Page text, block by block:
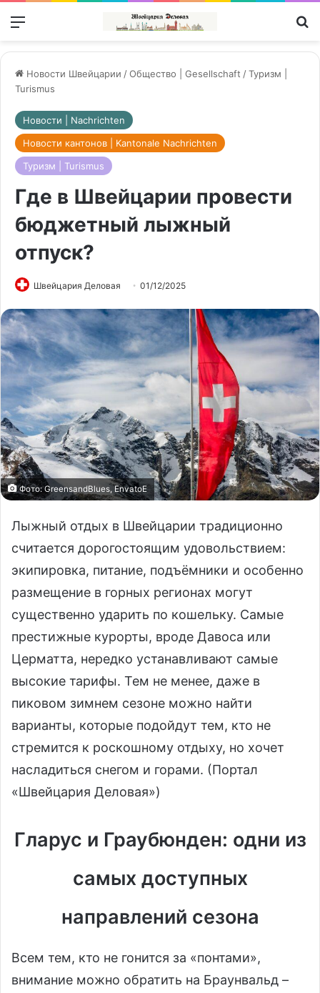
Меню
Новости Швейцарии /Общество | Gesellschaft /Туризм |
Turismus
Новости | Nachrichten
Новости кантонов | Kantonale Nachrichten
Туризм | Turismus
Где в Швейцарии провести
бюджетный лыжный
отпуск?
Швейцария Деловая 01/12/2025
Фото: GreensandBlues, EnvatoE
Лыжный отдых в Швейцарии традиционно
считается дорогостоящим удовольствием:
экипировка, питание, подъёмники и особенно
размещение в горных регионах могут
существенно ударить по кошельку. Самые
престижные курорты, вроде Давоса или
Церматта, нередко устанавливают самые
высокие тарифы. Тем не менее, даже в
пиковом зимнем сезоне можно найти
варианты, которые подойдут тем, кто не
стремится к роскошному отдыху, но хочет
насладиться снегом и горами. (Портал
«Швейцария Деловая»)
Гларус и Граубюнден: одни из
самых доступных
направлений сезона
Всем тем, кто не гонится за «понтами»,
внимание можно обратить на Браунвальд –